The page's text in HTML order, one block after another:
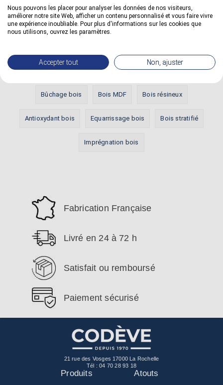
Définitions les plus vues
Aboutage bois Egrenage bois Bois exotique
Bûchage bois Bois MDF Bois résineux
Antioxydant bois Equarrissage bois Bois stratifié
Imprégnation bois
Fabrication Française
Livré en 24 à 72 h
Satisfait ou remboursé
Paiement sécurisé
21 rue des Vosges 17000 La Rochelle
Tél :04 70 28 93 18
Produits Atouts
Nous pouvons les placer pour analyser les données de nos visiteurs,
améliorer notre site Web, afficher un contenu personnalisé et vous faire vivre
une expérience inoubliable. Pour plus d'informations sur les cookies que
nous utilisons, ouvrez les paramètres.
Accepter tout Non, ajuster